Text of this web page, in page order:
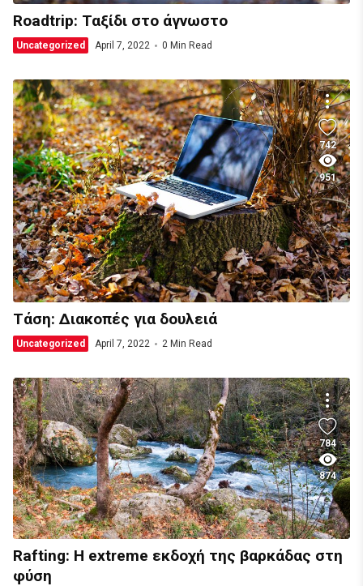
Roadtrip: Ταξίδι στο άγνωστο
Uncategorized April 7, 2022 0 Min Read
742
951
Τάση: Διακοπές για δουλειά
Uncategorized April 7, 2022 2 Min Read
784
874
Rafting: Η extreme εκδοχή της βαρκάδας στη
φύση